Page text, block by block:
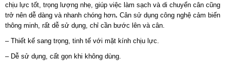
chịu lực tốt, trọng lượng nhẹ, giúp việc làm sạch và di chuyển cân cũng
trở nên dễ dàng và nhanh chóng hơn. Cân sử dụng công nghệ cảm biến
thông minh, rất dễ sử dụng, chỉ cần bước lên và cân.
– Thiết kế sang trọng, tinh tế với mặt kính chịu lực.
– Dễ sử dụng, cất gọn khi không dùng.